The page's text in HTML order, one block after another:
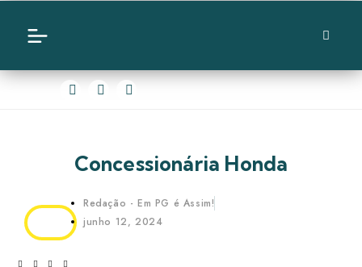
Concessionária Honda
Redação - Em PG é Assim!
junho 12, 2024